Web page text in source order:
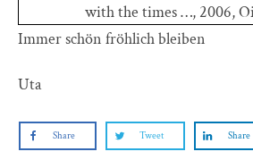
with the times …, 2006,
Immer schön fröhlich bleiben
Uta
Share Tweet Share